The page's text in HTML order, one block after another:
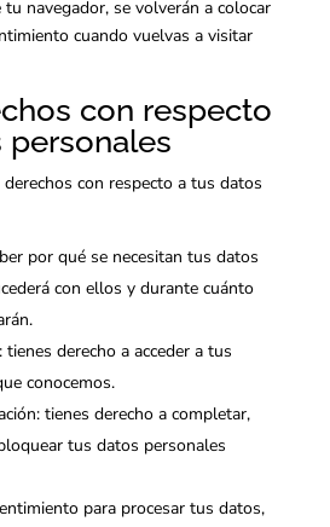
navegador, se volverán a colocar
cuando vuelvas a visitar
con respecto
personales
con respecto a tus datos
por qué se necesitan tus datos
con ellos y durante cuánto
tienes derecho a acceder a tus
conocemos.
tienes derecho a completar,
tus datos personales
para procesar tus datos,